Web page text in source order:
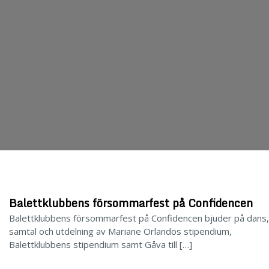
Balettklubbens försommarfest på Confidencen
Balettklubbens försommarfest på Confidencen bjuder på dans,
samtal och utdelning av Mariane Orlandos stipendium,
Balettklubbens stipendium samt Gåva till […]